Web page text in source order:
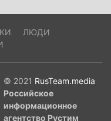
ЛЮДИ
© 2021 RusTeam.media
Российское
информационное
агентство Рустим